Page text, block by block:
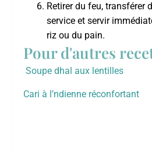
Retirer du feu, transférer
service et servir
riz ou du pain.
Pour d'autres
Soupe dhal aux lentilles
Cari à l’ndienne réconfortant